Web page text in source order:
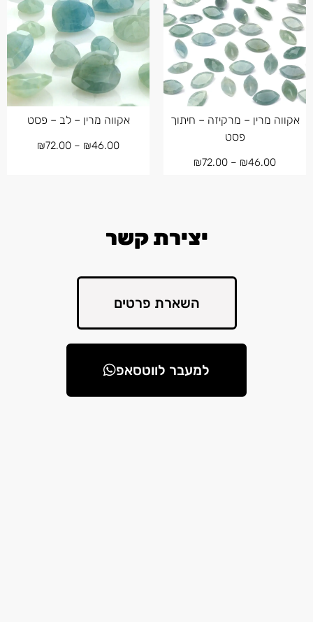
אקווה מרין – מרקיזה – חיתוך
פסט
₪46.00
–
₪72.00
אקווה מרין – לב – פסט
₪46.00
–
₪72.00
יצירת קשר
השארת פרטים
למעבר לווטסאפ